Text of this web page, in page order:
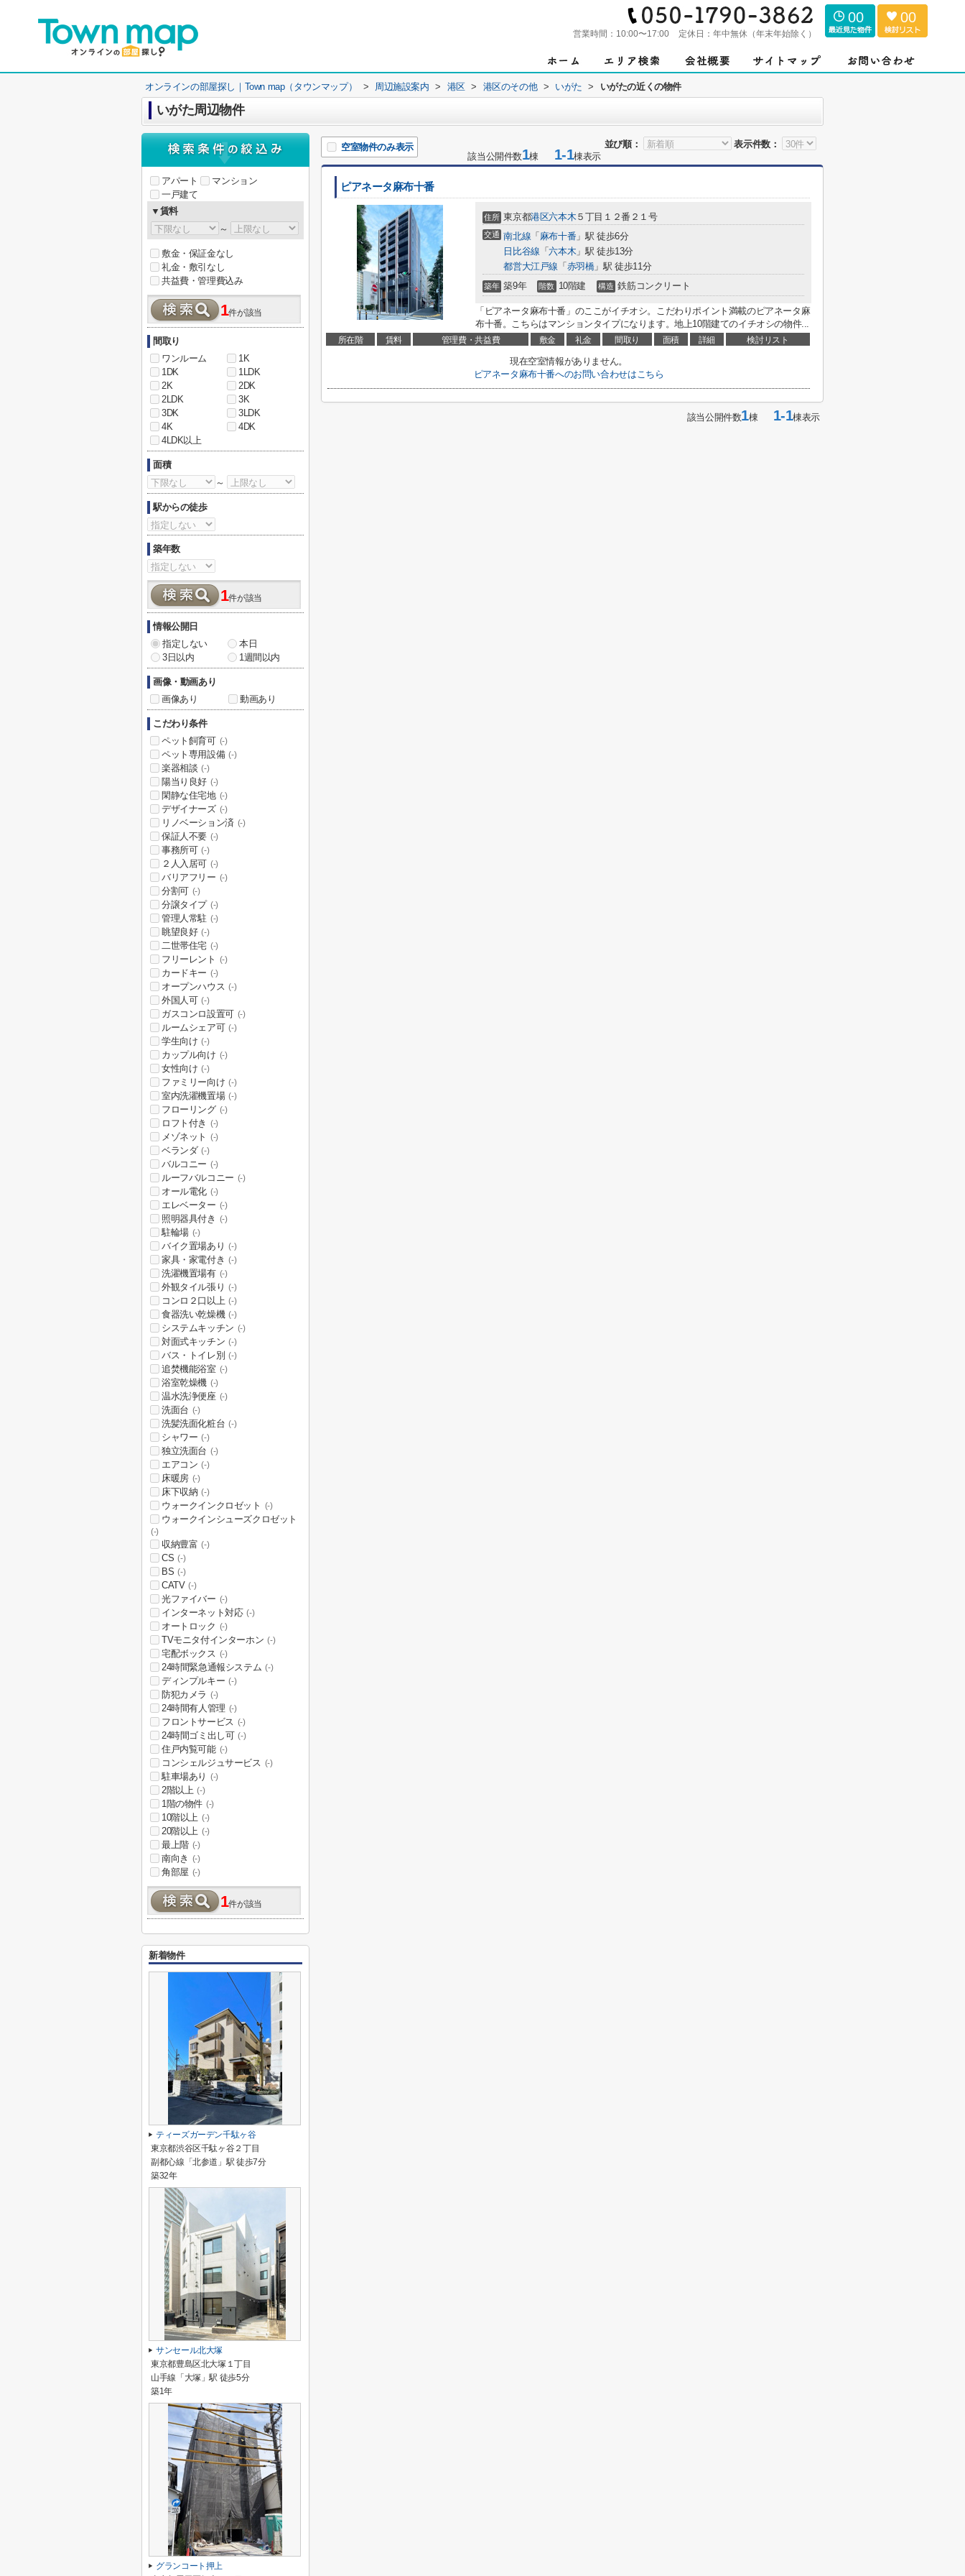
営業時間： 10:00〜17:00 定休日： 年中無休（年末年始除く）
00 00
オンラインの部屋探し｜Town map（タウンマップ） > 周辺施設案内 > 港区 > 港区のその他 > いがた > いがたの近くの物件
いがた周辺物件
並び順： 表示件数：
空室物件のみ表示
該当公開件数1棟 1-1棟表示
ピアネータ麻布十番
住所 東京都港区六本木 ５丁目１２番２１号
交通 南北線 「 麻布十番 」駅 徒歩6分
日比谷線 「六本木 」駅 徒歩13分
都営大江戸線 「 赤羽橋」駅 徒歩11分
築年 築9年 階数 10階建 構造 鉄筋コンクリート
「ピアネータ麻布十番」のここがイチオシ。こだわりポイント満載のピアネータ麻
布十番。こちらはマンションタイプになります。地上10階建てのイチオシの物件...
所在階 賃料 管理費・共益費 敷金 礼金 間取り 面積 詳細 検討リスト
現在空室情報がありません。
ピアネータ麻布十番へのお問い合わせはこちら
該当公開件数1棟 1-1棟表示
アパート
マンション
一戸建て
▼賃料
～
敷金・保証金なし
礼金・敷引なし
共益費・管理費込み
1件が該当
間取り
ワンルーム
1K
1DK
1LDK
2K
2DK
2LDK
3K
3DK
3LDK
4K
4DK
4LDK以上
面積
～
駅からの徒歩
築年数
1件が該当
情報公開日
指定しない
本日
3日以内
1週間以内
画像・動画あり
画像あり
動画あり
こだわり条件
ペット飼育可 (-)
ペット専用設備 (-)
楽器相談 (-)
陽当り良好 (-)
閑静な住宅地 (-)
デザイナーズ (-)
リノベーション済 (-)
保証人不要 (-)
事務所可 (-)
２人入居可 (-)
バリアフリー (-)
分割可 (-)
分譲タイプ (-)
管理人常駐 (-)
眺望良好 (-)
二世帯住宅 (-)
フリーレント (-)
カードキー (-)
オープンハウス (-)
外国人可 (-)
ガスコンロ設置可 (-)
ルームシェア可 (-)
学生向け (-)
カップル向け (-)
女性向け (-)
ファミリー向け (-)
室内洗濯機置場 (-)
フローリング (-)
ロフト付き (-)
メゾネット (-)
ベランダ (-)
バルコニー (-)
ルーフバルコニー (-)
オール電化 (-)
エレベーター (-)
照明器具付き (-)
駐輪場 (-)
バイク置場あり (-)
家具・家電付き (-)
洗濯機置場有 (-)
外観タイル張り (-)
コンロ２口以上 (-)
食器洗い乾燥機 (-)
システムキッチン (-)
対面式キッチン (-)
バス・トイレ別 (-)
追焚機能浴室 (-)
浴室乾燥機 (-)
温水洗浄便座 (-)
洗面台 (-)
洗髪洗面化粧台 (-)
シャワー (-)
独立洗面台 (-)
エアコン (-)
床暖房 (-)
床下収納 (-)
ウォークインクロゼット (-)
ウォークインシューズクロゼット
(-)
収納豊富 (-)
CS (-)
BS (-)
CATV (-)
光ファイバー (-)
インターネット対応 (-)
オートロック (-)
TVモニタ付インターホン (-)
宅配ボックス (-)
24時間緊急通報システム (-)
ディンプルキー (-)
防犯カメラ (-)
24時間有人管理 (-)
フロントサービス (-)
24時間ゴミ出し可 (-)
住戸内覧可能 (-)
コンシェルジュサービス (-)
駐車場あり (-)
2階以上 (-)
1階の物件 (-)
10階以上 (-)
20階以上 (-)
最上階 (-)
南向き (-)
角部屋 (-)
1件が該当
新着物件
ティーズガーデン千駄ヶ谷
東京都渋谷区千駄ヶ谷２丁目
副都心線「北参道」駅 徒歩7分
築32年
サンセール北大塚
東京都豊島区北大塚１丁目
山手線「大塚」駅 徒歩5分
築1年
グランコート押上